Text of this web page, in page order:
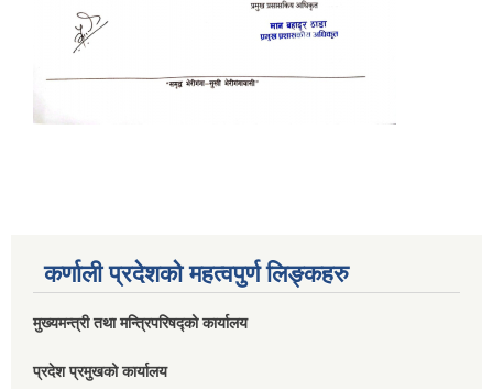
कर्णाली प्रदेशको महत्वपुर्ण लिङ्कहरु
मुख्यमन्त्री तथा मन्त्रिपरिषद्को कार्यालय
प्रदेश प्रमुखको कार्यालय